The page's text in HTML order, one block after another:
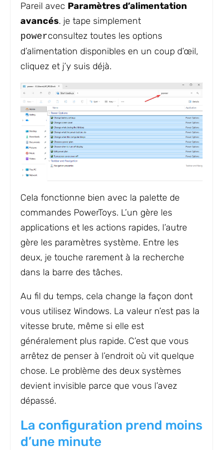
Pareil avec Paramètres d’alimentation
avancés. je tape simplement
powerconsultez toutes les options
d’alimentation disponibles en un coup d’œil,
cliquez et j’y suis déjà.
Cela fonctionne bien avec la palette de
commandes PowerToys. L’un gère les
applications et les actions rapides, l’autre
gère les paramètres système. Entre les
deux, je touche rarement à la recherche
dans la barre des tâches.
Au fil du temps, cela change la façon dont
vous utilisez Windows. La valeur n’est pas la
vitesse brute, même si elle est
généralement plus rapide. C’est que vous
arrêtez de penser à l’endroit où vit quelque
chose. Le problème des deux systèmes
devient invisible parce que vous l’avez
dépassé.
La configuration prend moins
d’une minute